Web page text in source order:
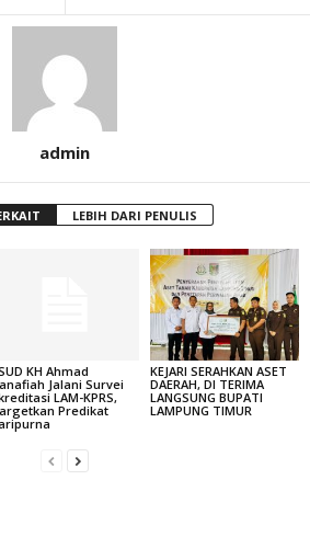
admin
LEBIH DARI PENULIS
KH Ahmad
Jalani Survei
LAM-KPRS,
Predikat
KEJARI SERAHKAN ASET
DAERAH, DI TERIMA
LANGSUNG BUPATI
LAMPUNG TIMUR